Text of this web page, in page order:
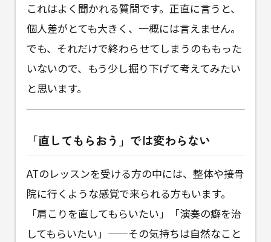
これはよく聞かれる質問です。正直に言うと、
個人差がとても大きく、一概には言えません。
でも、それだけで終わらせてしまうのももった
いないので、もう少し掘り下げて考えてみたい
と思います。
「直してもらおう」では変わらない
ATのレッスンを受ける方の中には、整体や接骨
院に行くような感覚で来られる方もいます。
「肩こりを直してもらいたい」「演奏の癖を治
してもらいたい」——その気持ちは自然なこと